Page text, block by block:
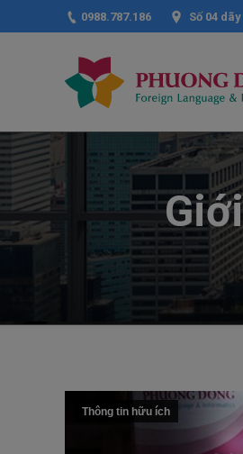
0988.787.186 Số 04
You are here:
Thông tin hữu ích